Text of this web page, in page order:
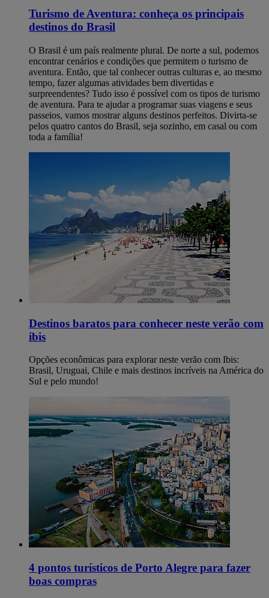
Turismo de Aventura: conheça os principais
destinos do Brasil
O Brasil é um país realmente plural. De norte a sul, podemos
encontrar cenários e condições que permitem o turismo de
aventura. Então, que tal conhecer outras culturas e, ao mesmo
tempo, fazer algumas atividades bem divertidas e
surpreendentes? Tudo isso é possível com os tipos de turismo
de aventura. Para te ajudar a programar suas viagens e seus
passeios, vamos mostrar alguns destinos perfeitos. Divirta-se
pelos quatro cantos do Brasil, seja sozinho, em casal ou com
toda a família!
Destinos baratos para conhecer neste verão​ com
ibis
Opções econômicas para explorar neste verão com Ibis:
Brasil, Uruguai, Chile e mais destinos incríveis na América do
Sul e pelo mundo!
4 pontos turísticos de Porto Alegre para fazer
boas compras